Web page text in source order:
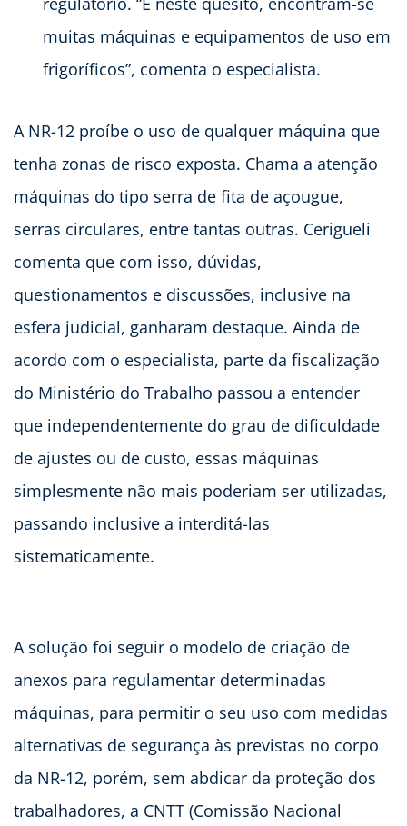
muitas máquinas e equipamentos de uso em
frigoríficos”, comenta o especialista.
A NR-12 proíbe o uso de qualquer máquina que
tenha zonas de risco exposta. Chama a atenção
máquinas do tipo serra de fita de açougue,
serras circulares, entre tantas outras. Cerigueli
comenta que com isso, dúvidas,
questionamentos e discussões, inclusive na
esfera judicial, ganharam destaque. Ainda de
acordo com o especialista, parte da fiscalização
do Ministério do Trabalho passou a entender
que independentemente do grau de dificuldade
de ajustes ou de custo, essas máquinas
simplesmente não mais poderiam ser utilizadas,
passando inclusive a interditá-las
sistematicamente.
A solução foi seguir o modelo de criação de
anexos para regulamentar determinadas
máquinas, para permitir o seu uso com medidas
alternativas de segurança às previstas no corpo
da NR-12, porém, sem abdicar da proteção dos
trabalhadores, a CNTT (Comissão Nacional